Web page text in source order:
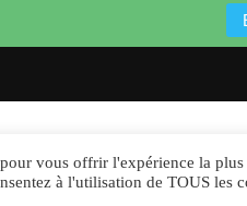
vous offrir l'expérience la
à l'utilisation de TOUS les